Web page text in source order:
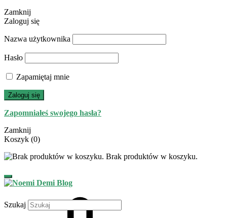
Zamknij
Zaloguj się
Nazwa użytkownika
Hasło
Zapamiętaj mnie
Zaloguj się
Zapomniałeś swojego hasła?
Zamknij
Koszyk (0)
Brak produktów w koszyku.
Szukaj